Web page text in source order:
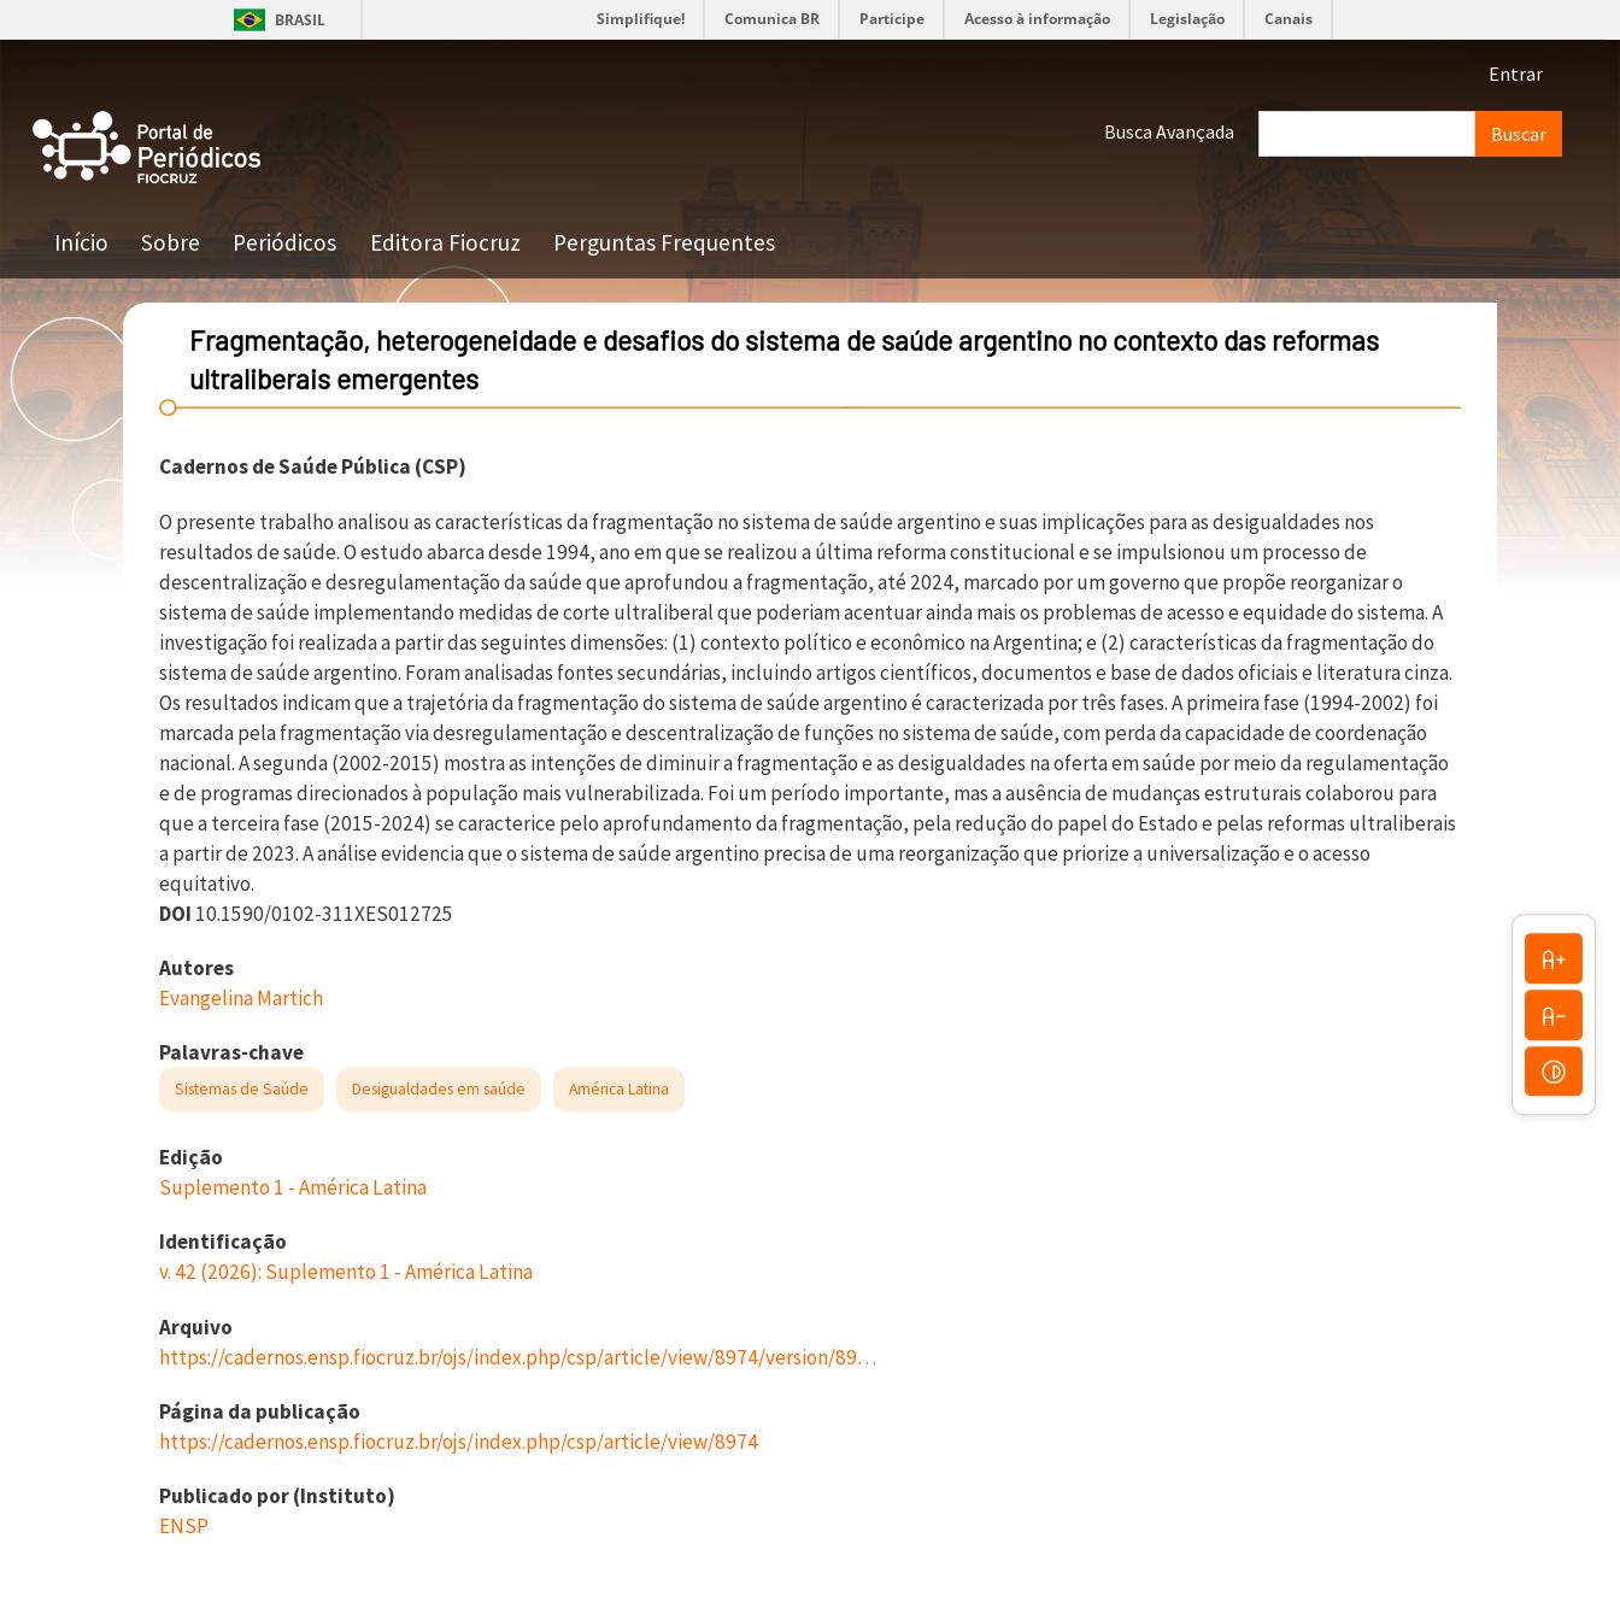
Pular para o conteúdo principal BRASIL Simplifique! Comunica BR Participe Acesso à informação Legislação Canais
Menu
Entrar
Busca Avançada
Navegação principal
Início Sobre Periódicos Editora Fiocruz Perguntas Frequentes
Fragmentação, heterogeneidade e desafios do sistema de saúde argentino no contexto das reformas
ultraliberais emergentes
Cadernos de Saúde Pública (CSP)
O presente trabalho analisou as características da fragmentação no sistema de saúde argentino e suas implicações para as desigualdades nos
resultados de saúde. O estudo abarca desde 1994, ano em que se realizou a última reforma constitucional e se impulsionou um processo de
descentralização e desregulamentação da saúde que aprofundou a fragmentação, até 2024, marcado por um governo que propõe reorganizar o
sistema de saúde implementando medidas de corte ultraliberal que poderiam acentuar ainda mais os problemas de acesso e equidade do sistema. A
investigação foi realizada a partir das seguintes dimensões: (1) contexto político e econômico na Argentina; e (2) características da fragmentação do
sistema de saúde argentino. Foram analisadas fontes secundárias, incluindo artigos científicos, documentos e base de dados oficiais e literatura cinza.
Os resultados indicam que a trajetória da fragmentação do sistema de saúde argentino é caracterizada por três fases. A primeira fase (1994-2002) foi
marcada pela fragmentação via desregulamentação e descentralização de funções no sistema de saúde, com perda da capacidade de coordenação
nacional. A segunda (2002-2015) mostra as intenções de diminuir a fragmentação e as desigualdades na oferta em saúde por meio da regulamentação
e de programas direcionados à população mais vulnerabilizada. Foi um período importante, mas a ausência de mudanças estruturais colaborou para
que a terceira fase (2015-2024) se caracterice pelo aprofundamento da fragmentação, pela redução do papel do Estado e pelas reformas ultraliberais
a partir de 2023. A análise evidencia que o sistema de saúde argentino precisa de uma reorganização que priorize a universalização e o acesso
equitativo.
DOI 10.1590/0102-311XES012725
Autores
Evangelina Martich
Palavras-chave
Sistemas de Saúde Desigualdades em saúde América Latina
Edição
Suplemento 1 - América Latina
Identificação
v. 42 (2026): Suplemento 1 - América Latina
Arquivo
https://cadernos.ensp.fiocruz.br/ojs/index.php/csp/article/view/8974/version/89…
Página da publicação
https://cadernos.ensp.fiocruz.br/ojs/index.php/csp/article/view/8974
Publicado por (Instituto)
ENSP